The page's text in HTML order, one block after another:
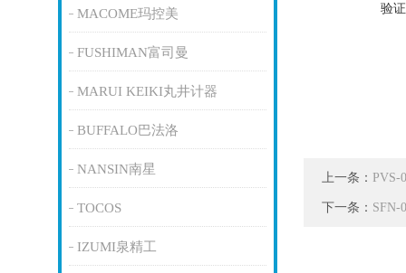
MACOME玛控美
FUSHIMAN富司曼
MARUI KEIKI丸井计器
BUFFALO巴法洛
NANSIN南星
TOCOS
IZUMI泉精工
验
上一条： PVS-
下一条： SFN-